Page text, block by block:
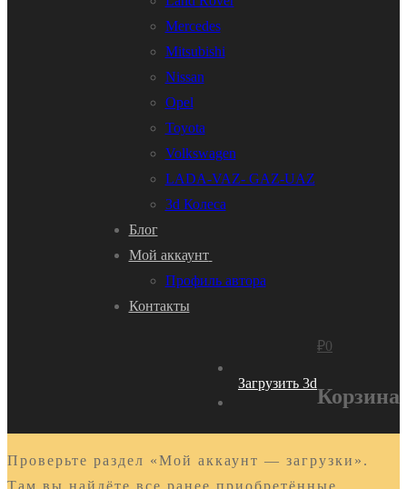
Mercedes
Mitsubishi
Nissan
Opel
Toyota
Volkswagen
LADA-VAZ- GAZ-UAZ
3d Колеса
Блог
Мой аккаунт
Профиль автора
Контакты
Загрузить 3d
₽0
Корзина
Проверьте раздел «Мой аккаунт — загрузки».
Там вы найдёте все ранее приобретённые